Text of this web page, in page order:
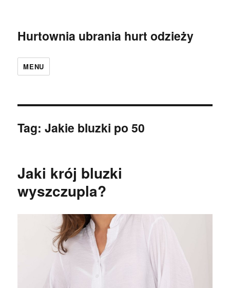
Hurtownia ubrania hurt odzieży
MENU
Tag:Jakie bluzki po 50
Jaki krój bluzki
wyszczupla?